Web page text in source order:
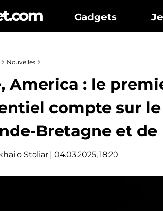
Gadgets
Nouvelles
America : le
compte sur
Bretagne et de
Stoliar | 04.03.2025, 18:20